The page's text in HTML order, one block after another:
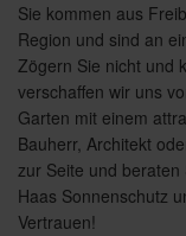
Sie kommen aus
Region und sind an
Zögern Sie nicht und
verschaffen wir uns
Garten mit einem
Bauherr, Architekt
zur Seite und
Haas Sonnenschutz
Vertrauen!